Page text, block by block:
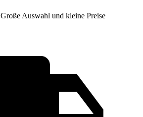
Große Auswahl und kleine Preise